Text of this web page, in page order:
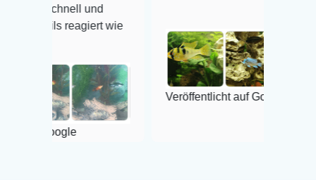
reagiert wie
Veröffentlicht auf Google